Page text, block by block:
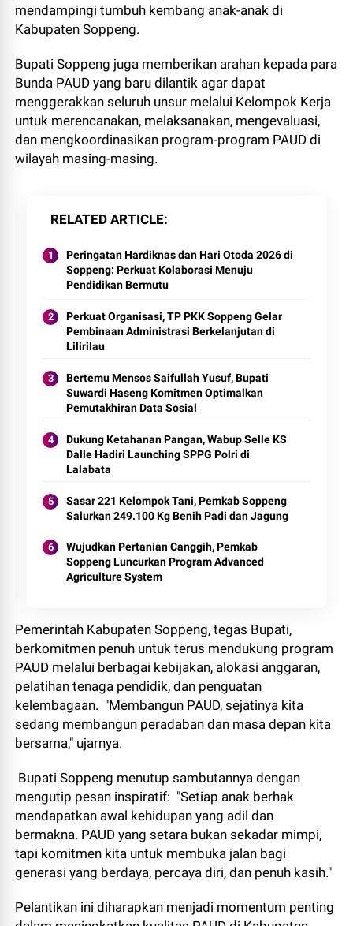
mendampingi tumbuh kembang anak-anak di
Kabupaten Soppeng.
Bupati Soppeng juga memberikan arahan kepada para
Bunda PAUD yang baru dilantik agar dapat
menggerakkan seluruh unsur melalui Kelompok Kerja
untuk merencanakan, melaksanakan, mengevaluasi,
dan mengkoordinasikan program-program PAUD di
wilayah masing-masing.
RELATED ARTICLE
Peringatan Hardiknas dan Hari Otoda 2026 di
Soppeng: Perkuat Kolaborasi Menuju
Pendidikan Bermutu
Perkuat Organisasi, TP PKK Soppeng Gelar
Pembinaan Administrasi Berkelanjutan di
Lilirilau
Bertemu Mensos Saifullah Yusuf, Bupati
Suwardi Haseng Komitmen Optimalkan
Pemutakhiran Data Sosial
Dukung Ketahanan Pangan, Wabup Selle KS
Dalle Hadiri Launching SPPG Polri di
Lalabata
Sasar 221 Kelompok Tani, Pemkab Soppeng
Salurkan 249.100 Kg Benih Padi dan Jagung
Wujudkan Pertanian Canggih, Pemkab
Soppeng Luncurkan Program Advanced
Agriculture System
Pemerintah Kabupaten Soppeng, tegas Bupati,
berkomitmen penuh untuk terus mendukung program
PAUD melalui berbagai kebijakan, alokasi anggaran,
pelatihan tenaga pendidik, dan penguatan
kelembagaan. "Membangun PAUD, sejatinya kita
sedang membangun peradaban dan masa depan kita
bersama," ujarnya.
Bupati Soppeng menutup sambutannya dengan
mengutip pesan inspiratif: "Setiap anak berhak
mendapatkan awal kehidupan yang adil dan
bermakna. PAUD yang setara bukan sekadar mimpi,
tapi komitmen kita untuk membuka jalan bagi
generasi yang berdaya, percaya diri, dan penuh kasih."
Pelantikan ini diharapkan menjadi momentum penting